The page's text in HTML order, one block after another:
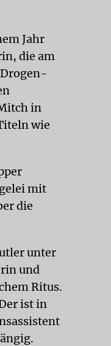
Jahr
die am
in
wie
mit
die
unter
und
Ritus.
ist in